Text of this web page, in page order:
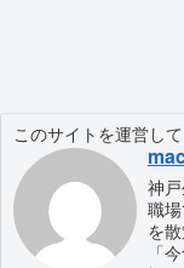
このサイトを運営し
神
職
を散
「